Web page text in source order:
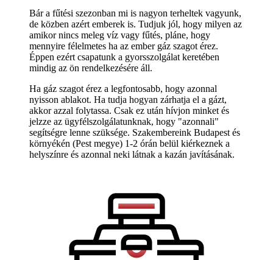
Bár a fűtési szezonban mi is nagyon terheltek vagyunk,
de közben azért emberek is. Tudjuk jól, hogy milyen az
amikor nincs meleg víz vagy fűtés, pláne, hogy
mennyire félelmetes ha az ember gáz szagot érez.
Éppen ezért csapatunk a gyorsszolgálat keretében
mindig az ön rendelkezésére áll.
Ha gáz szagot érez a legfontosabb, hogy azonnal
nyisson ablakot. Ha tudja hogyan zárhatja el a gázt,
akkor azzal folytassa. Csak ez után hívjon minket és
jelzze az ügyfélszolgálatunknak, hogy "azonnali"
segítségre lenne szüksége. Szakembereink Budapest és
környékén (Pest megye) 1-2 órán belül kiérkeznek a
helyszínre és azonnal neki látnak a kazán javításának.